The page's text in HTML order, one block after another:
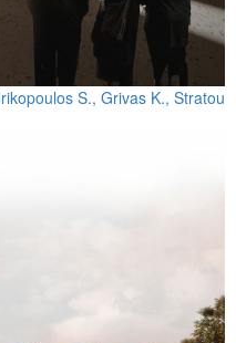
S., Grivas K., Stratou